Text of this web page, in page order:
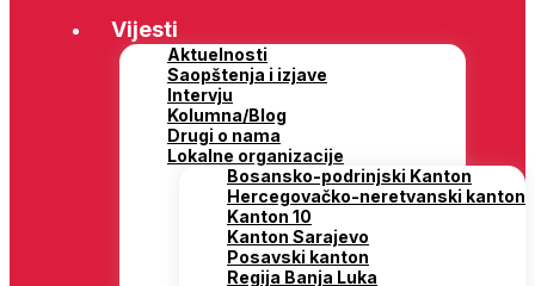
Vijesti
Aktuelnosti
Saopštenja i izjave
Intervju
Kolumna/Blog
Drugi o nama
Lokalne organizacije
Bosansko-podrinjski Kanton
Hercegovačko-neretvanski kanton
Kanton 10
Kanton Sarajevo
Posavski kanton
Regija Banja Luka